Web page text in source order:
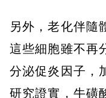
另外，老化伴隨
這些細胞雖不再
分泌促炎因子，
研究證實，牛磺